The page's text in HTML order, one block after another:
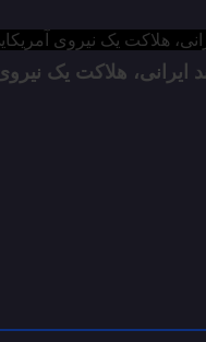
هلاکت یک